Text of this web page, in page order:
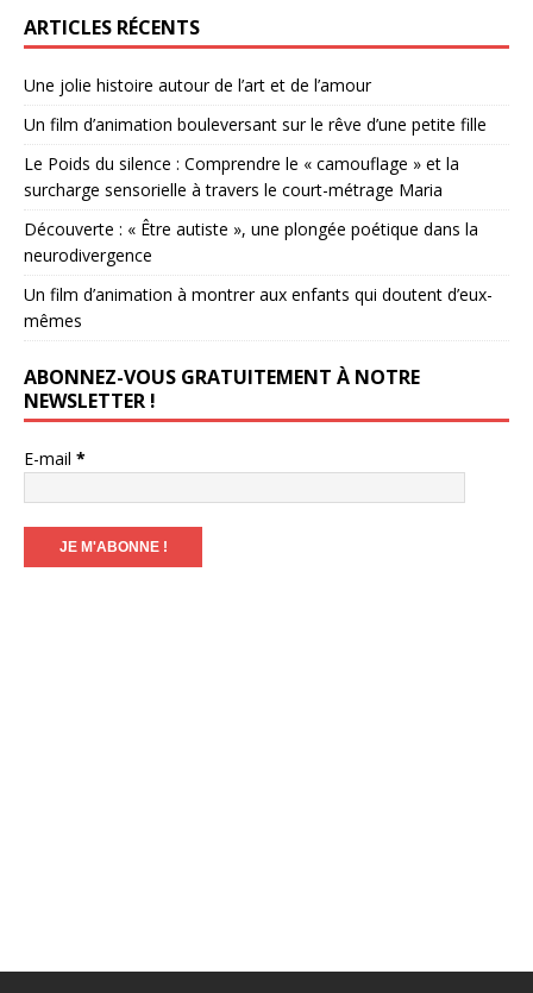
ARTICLES RÉCENTS
Une jolie histoire autour de l’art et de l’amour
Un film d’animation bouleversant sur le rêve d’une petite fille
Le Poids du silence : Comprendre le « camouflage » et la
surcharge sensorielle à travers le court-métrage Maria
Découverte : « Être autiste », une plongée poétique dans la
neurodivergence
Un film d’animation à montrer aux enfants qui doutent d’eux-
mêmes
ABONNEZ-VOUS GRATUITEMENT À NOTRE
NEWSLETTER !
E-mail *